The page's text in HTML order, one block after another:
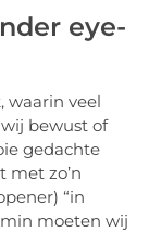
eye-
waarin veel
bewust of
gedachte
met zo’n
“in
moeten wij